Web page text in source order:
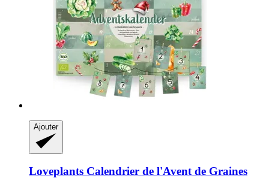
Ajouter
Loveplants Calendrier de l'Avent de Graines